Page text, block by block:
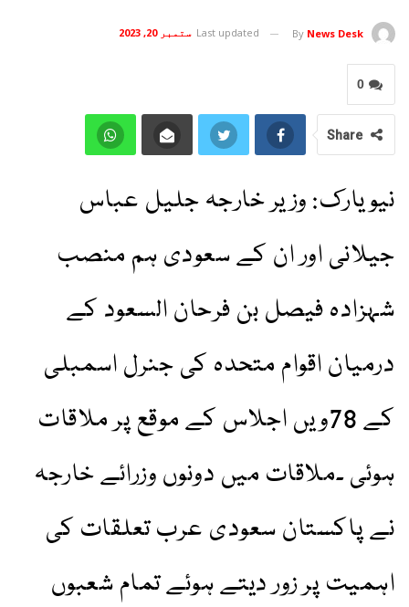
By News Desk
Last updated ستمبر 20, 2023
0
Share
نیویارک: وزیر خارجہ جلیل عباس
جیلانی اور ان کے سعودی ہم منصب
شہزادہ فیصل بن فرحان السعود کے
درمیان اقوام متحدہ کی جنرل اسمبلی
کے 78ویں اجلاس کے موقع پر ملاقات
ہوئی ۔ملاقات میں دونوں وزرائے خارجہ
نے پاکستان سعودی عرب تعلقات کی
اہمیت پر زور دیتے ہوئے تمام شعبوں